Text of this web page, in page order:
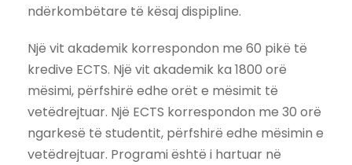
ndërkombëtare të kësaj dispipline.
Një vit akademik korrespondon me 60 pikë të
kredive ECTS. Një vit akademik ka 1800 orë
mësimi, përfshirë edhe orët e mësimit të
vetëdrejtuar. Një ECTS korrespondon me 30 orë
ngarkesë të studentit, përfshirë edhe mësimin e
vetëdrejtuar. Programi është i hartuar në